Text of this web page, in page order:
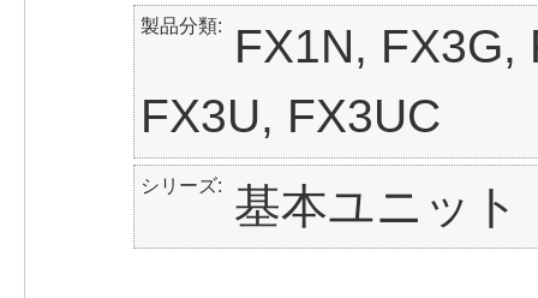
製品分類
FX1N, FX3G,
FX3U, FX3UC
シリーズ 基本ユニット